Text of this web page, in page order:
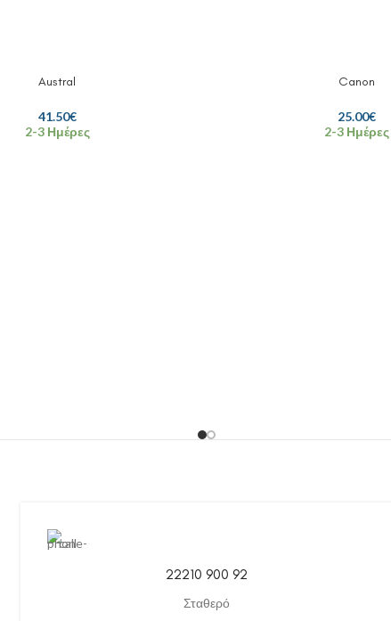
Austral
41.50€
2-3 Ημέρες
Canon
25.00€
2-3 Ημέρες
22210 900 92
Σταθερό